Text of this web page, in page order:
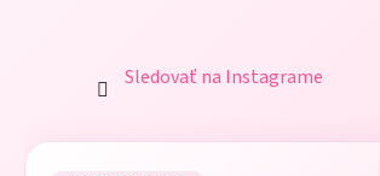
Sledovať na Instagrame